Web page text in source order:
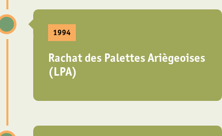
1994
Rachat des Palettes Ariègeoises
(LPA)